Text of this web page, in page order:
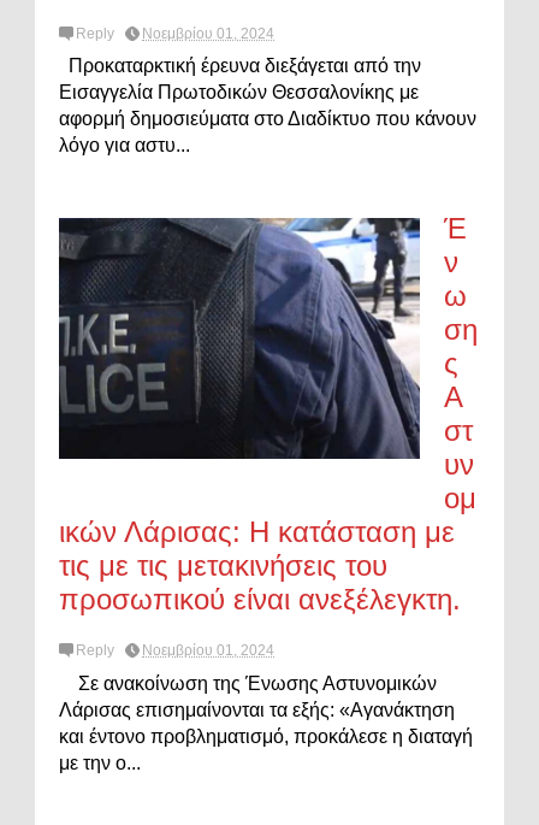
Reply Νοεμβρίου 01, 2024
Προκαταρκτική έρευνα διεξάγεται από την
Εισαγγελία Πρωτοδικών Θεσσαλονίκης με
αφορμή δημοσιεύματα στο Διαδίκτυο που κάνουν
λόγο για αστυ...
Έ
ν
ω
ση
ς
Α
στ
υν
ομ
ικών Λάρισας: Η κατάσταση με
τις με τις μετακινήσεις του
προσωπικού είναι ανεξέλεγκτη.
Reply Νοεμβρίου 01, 2024
Σε ανακοίνωση της Ένωσης Αστυνομικών
Λάρισας επισημαίνονται τα εξής: «Αγανάκτηση
και έντονο προβληματισμό, προκάλεσε η διαταγή
με την ο...